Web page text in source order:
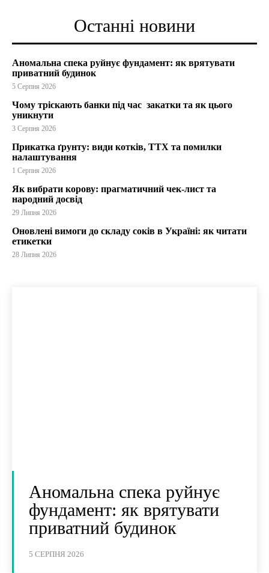
Останні новини
Аномальна спека руйнує фундамент: як врятувати
приватний будинок
5 Серпня 2026
Чому тріскають банки під час закатки та як цього
уникнути
3 Серпня 2026
Прикатка ґрунту: види котків, ТТХ та помилки
налаштування
1 Серпня 2026
Як вибрати корову: прагматичний чек-лист та
народний досвід
29 Липня 2026
Оновлені вимоги до складу соків в Україні: як читати
етикетки
28 Липня 2026
Аномальна спека руйнує
фундамент: як врятувати
приватний будинок
5 СЕРПНЯ 2026